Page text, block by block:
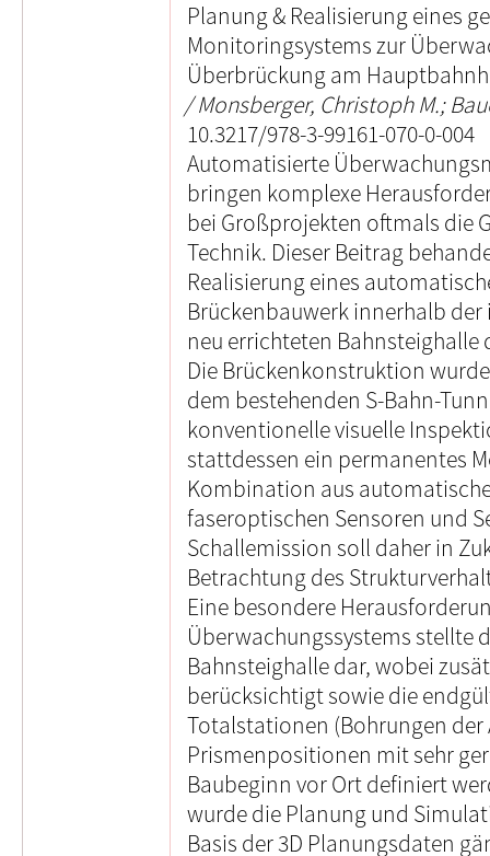
Planung & Realisierung eines
Monitoringsystems zur
Überbrückung am
Monsberger, Christoph M.;
10.3217/978-3-99161-070-0-004
Automatisierte
bringen komplexe
bei Großprojekten oftmals die
Technik. Dieser Beitrag
Realisierung eines
Brückenbauwerk innerhalb
neu errichteten
Die Brückenkonstruktion
dem bestehenden S-Bahn-
konventionelle visuelle
stattdessen ein permanentes
Kombination aus
faseroptischen Sensoren und
Schallemission soll daher in
Betrachtung des
Eine besondere
Überwachungssystems stellte
Bahnsteighalle dar, wobei
berücksichtigt sowie die
Totalstationen (Bohrungen
Prismenpositionen mit sehr
Baubeginn vor Ort definiert
wurde die Planung und
Basis der 3D Planungsdaten